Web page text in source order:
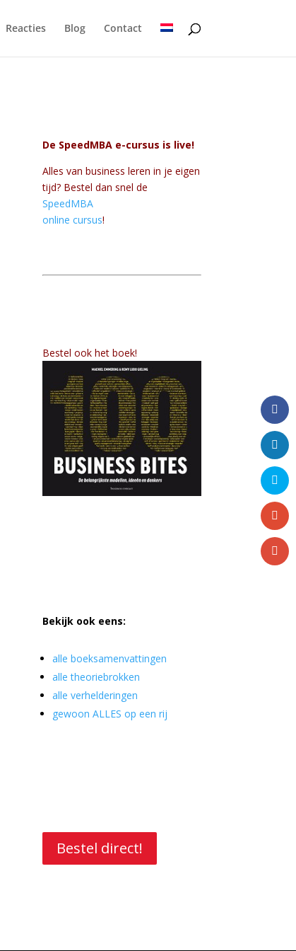
Reacties Blog Contact
De SpeedMBA e-cursus is live!
Alles van business leren in je eigen
tijd? Bestel dan snel de
SpeedMBA
online cursus!
Bestel ook het boek!
Bekijk ook eens:
alle boeksamenvattingen
alle theoriebrokken
alle verhelderingen
gewoon ALLES op een rij
Bestel direct!